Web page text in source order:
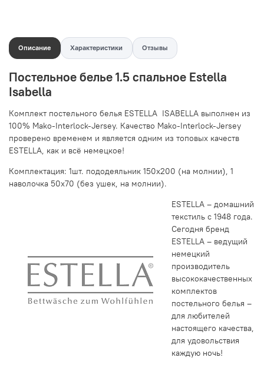
Описание Характеристики Отзывы
Постельное белье 1.5 спальное Estella
Isabella
Комплект постельного белья ESTELLA ISABELLA выполнен из
100% Mako-Interlock-Jersey. Качество Mako-Interlock-Jersey
проверено временем и является одним из топовых качеств
ESTELLA, как и всё немецкое!
Комплектация: 1шт. пододеяльник 150х200 (на молнии), 1
наволочка 50х70 (без ушек, на молнии).
ESTELLA – домашний
текстиль с 1948 года.
Сегодня бренд
ESTELLA – ведущий
немецкий
производитель
высококачественных
комплектов
постельного белья –
для любителей
настоящего качества,
для удовольствия
каждую ночь!